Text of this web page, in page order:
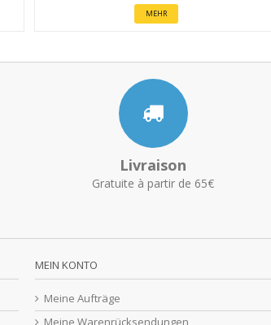
MEHR
Livraison
Gratuite à partir de 65€
MEIN KONTO
Meine Aufträge
Meine Warenrücksendungen